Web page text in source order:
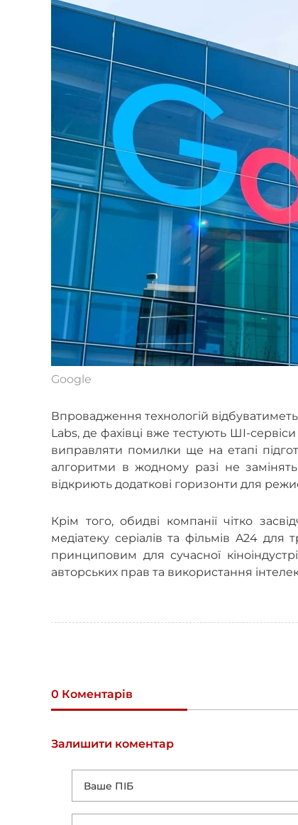
Google
Впровадження технологій
Labs, де фахівці вже тестують ШІ-
виправляти помилки ще на етапі
алгоритми в жодному разі не
відкриють додаткові горизонти для
Крім того, обидві компанії чітко
медіатеку серіалів та фільмів A24
принциповим для сучасної
авторських прав та використання
0 Коментарів
Залишити коментар